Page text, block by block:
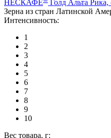
НЕСКАФÉ
Голд Альта Рика,
Зерна из стран Латинской
Интенсивность:
1
2
3
4
5
6
7
8
9
10
Вес товара, г: